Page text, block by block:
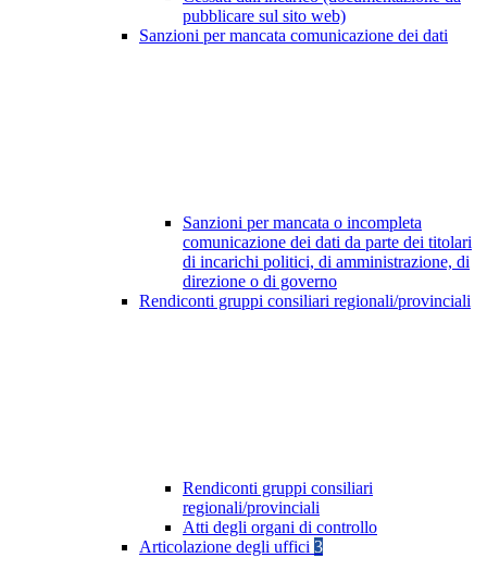
pubblicare sul sito web)
Sanzioni per mancata comunicazione dei dati
Sanzioni per mancata o incompleta
comunicazione dei dati da parte dei titolari
di incarichi politici, di amministrazione, di
direzione o di governo
Rendiconti gruppi consiliari regionali/provinciali
Rendiconti gruppi consiliari
regionali/provinciali
Atti degli organi di controllo
Articolazione degli uffici 3